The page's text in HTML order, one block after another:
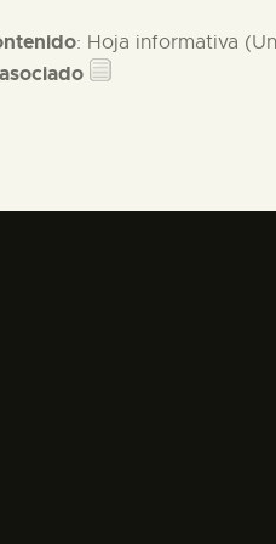
: Hoja informativa